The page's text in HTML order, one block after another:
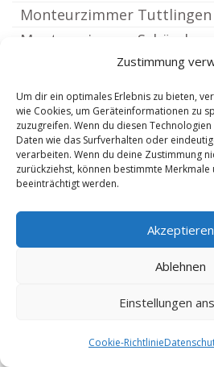
Zustimmung
Um dir ein optimales Erlebnis zu bieten,
wie Cookies, um Geräteinformationen zu
zuzugreifen. Wenn du diesen
Daten wie das Surfverhalten oder
verarbeiten. Wenn du deine Zustimmung
zurückziehst, können bestimmte Merkmale
beeinträchtigt werden.
Akzeptieren
Ablehnen
Einstellungen
Cookie-Richtlinie
Monteurzimmer Tuttlingen
Monteurzimmer
Monteurzimmer Fridingen
Donau
Monteurzimmer Talheim
Monteurzimmer Beuron
Monteurzimmer Zimmern
Monteurzimmer
Monteurzimmer
Monteurzimmer
Monteurzimmer
Monteurzimmer Rottweil
Monteurzimmer Dietingen